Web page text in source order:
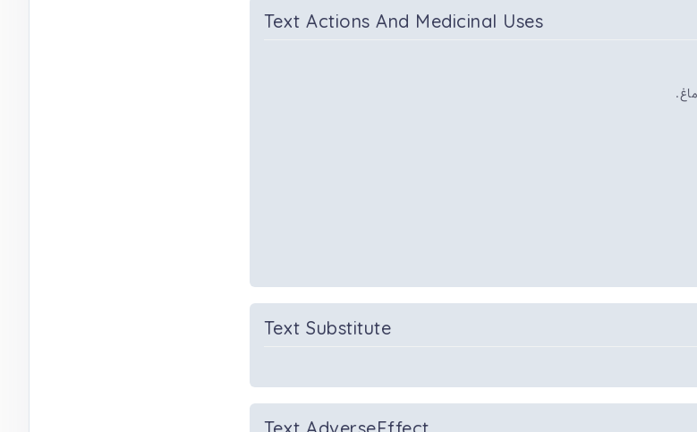
Text Actions And Medicinal Uses
Text Substitute